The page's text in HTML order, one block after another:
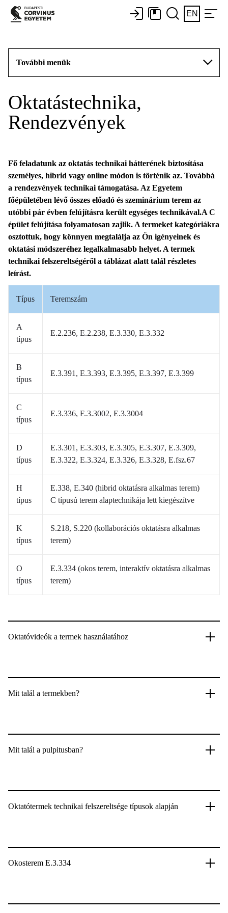
EN
További menük
Oktatástechnika,
Rendezvények
Fő feladatunk az oktatás technikai hátterének biztosítása
személyes, hibrid vagy online módon is történik az. Továbbá
a rendezvények technikai támogatása. Az Egyetem
főépületében lévő összes előadó és szeminárium terem az
utóbbi pár évben felújításra került egységes technikával.A C
épület felújítása folyamatosan zajlik. A termeket kategóriákra
osztottuk, hogy könnyen megtalálja az Ön igényeinek és
oktatási módszeréhez legalkalmasabb helyet. A termek
technikai felszereltségéről a táblázat alatt talál részletes
leírást.
Típus Teremszám
A
típus
E.2.236, E.2.238, E.3.330, E.3.332
B
típus
E.3.391, E.3.393, E.3.395, E.3.397, E.3.399
C
típus
E.3.336, E.3.3002, E.3.3004
D
típus
E.3.301, E.3.303, E.3.305, E.3.307, E.3.309,
E.3.322, E.3.324, E.3.326, E.3.328, E.fsz.67
H
típus
E.338, E.340 (hibrid oktatásra alkalmas terem)
C típusú terem alaptechnikája lett kiegészítve
K
típus
S.218, S.220 (kollaborációs oktatásra alkalmas
terem)
O
típus
E.3.334 (okos terem, interaktív oktatásra alkalmas
terem)
Oktatóvideók a termek használatához
Mit talál a termekben?
Mit talál a pulpitusban?
Oktatótermek technikai felszereltsége típusok alapján
Okosterem E.3.334